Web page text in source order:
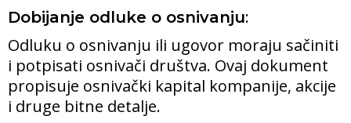
Dobijanje odluke o osnivanju:
Odluku o osnivanju ili ugovor moraju sačiniti
i potpisati osnivači društva. Ovaj dokument
propisuje osnivački kapital kompanije, akcije
i druge bitne detalje.